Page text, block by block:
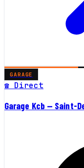
GARAGE
☎ Direct
Garage Kcb — Saint-